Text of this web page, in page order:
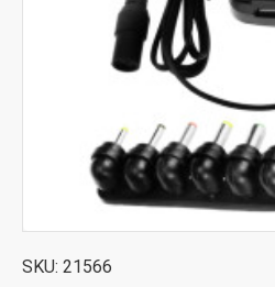
SKU: 21566